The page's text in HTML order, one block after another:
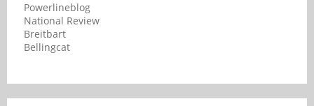
Powerlineblog
National Review
Breitbart
Bellingcat